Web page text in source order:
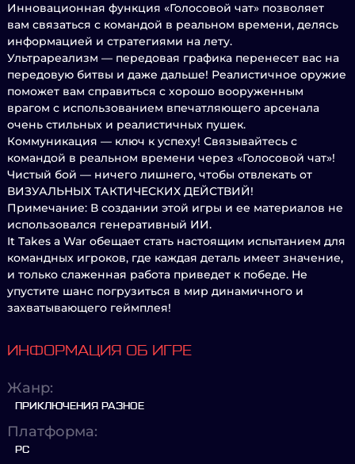
Инновационная функция «Голосовой чат» позволяет
вам связаться с командой в реальном времени, делясь
информацией и стратегиями на лету.
Ультрареализм — передовая графика перенесет вас на
передовую битвы и даже дальше! Реалистичное оружие
поможет вам справиться с хорошо вооруженным
врагом с использованием впечатляющего арсенала
очень стильных и реалистичных пушек.
Коммуникация — ключ к успеху! Связывайтесь с
командой в реальном времени через «Голосовой чат»!
Чистый бой — ничего лишнего, чтобы отвлекать от
ВИЗУАЛЬНЫХ ТАКТИЧЕСКИХ ДЕЙСТВИЙ!
Примечание: В создании этой игры и ее материалов не
использовался генеративный ИИ.
It Takes a War обещает стать настоящим испытанием для
командных игроков, где каждая деталь имеет значение,
и только слаженная работа приведет к победе. Не
упустите шанс погрузиться в мир динамичного и
захватывающего геймплея!
ИНФОРМАЦИЯ ОБ ИГРЕ
Жанр:
ПРИКЛЮЧЕНИЯ РАЗНОЕ
Платформа:
PC